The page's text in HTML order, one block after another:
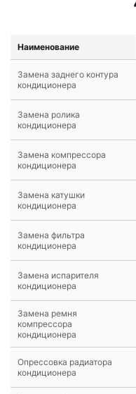
Наименование
Замена заднего контура
кондиционера
Замена ролика
кондиционера
Замена компрессора
кондиционера
Замена катушки
кондиционера
Замена фильтра
кондиционера
Замена испарителя
кондиционера
Замена ремня
компрессора
кондиционера
Опрессовка радиатора
кондиционера